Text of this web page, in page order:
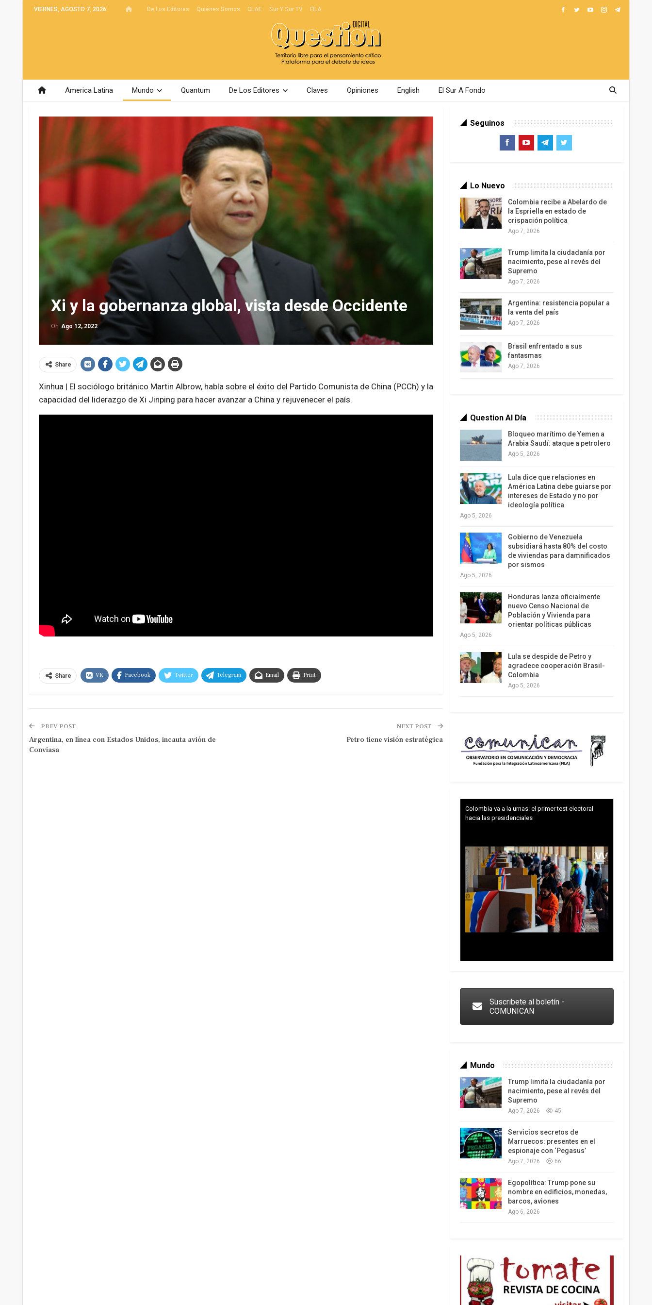
VIERNES, AGOSTO 7, 2026 De Los Editores Quiénes Somos CLAE Sur Y Sur TV FILA
America Latina Mundo Quantum De Los Editores Claves Opiniones English El Sur A Fondo
Xi y la gobernanza global, vista desde Occidente
On Ago 12, 2022
Share
Xinhua | El sociólogo británico Martin Albrow, habla sobre el éxito del Partido Comunista de China (PCCh) y la
capacidad del liderazgo de Xi Jinping para hacer avanzar a China y rejuvenecer el país.
Share VK Facebook Twitter Telegram Email Print
PREV POST
Argentina, en línea con Estados Unidos, incauta avión de
Conviasa
NEXT POST
Petro tiene visión estratégica
Seguinos
Lo Nuevo
Colombia recibe a Abelardo de
la Espriella en estado de
crispación política
Ago 7, 2026
Trump limita la ciudadanía por
nacimiento, pese al revés del
Supremo
Ago 7, 2026
Argentina: resistencia popular a
la venta del país
Ago 7, 2026
Brasil enfrentado a sus
fantasmas
Ago 7, 2026
Question Al Día
Bloqueo marítimo de Yemen a
Arabia Saudí: ataque a petrolero
Ago 5, 2026
Lula dice que relaciones en
América Latina debe guiarse por
intereses de Estado y no por
ideología política
Ago 5, 2026
Gobierno de Venezuela
subsidiará hasta 80% del costo
de viviendas para damnificados
por sismos
Ago 5, 2026
Honduras lanza oficialmente
nuevo Censo Nacional de
Población y Vivienda para
orientar políticas públicas
Ago 5, 2026
Lula se despide de Petro y
agradece cooperación Brasil-
Colombia
Ago 5, 2026
Colombia va a la urnas: el primer test electoral
hacia las presidenciales
Suscribete al boletín -
COMUNICAN
Mundo
Trump limita la ciudadanía por
nacimiento, pese al revés del
Supremo
Ago 7, 2026 45
Servicios secretos de
Marruecos: presentes en el
espionaje con ‘Pegasus’
Ago 7, 2026 66
Egopolítica: Trump pone su
nombre en edificios, monedas,
barcos, aviones
Ago 6, 2026